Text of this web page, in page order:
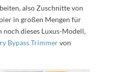
also Zuschnitte von
in großen Mengen für
noch dieses Luxus-Modell,
Bypass Trimmervon